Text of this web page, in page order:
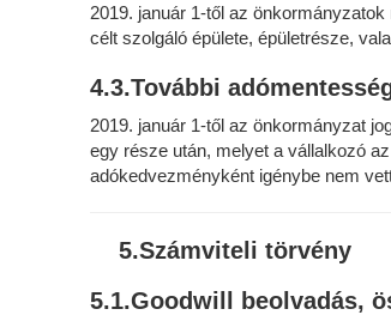
2019. január 1-től az önkormányzatok
célt szolgáló épülete, épületrésze,
4.3.További
2019. január 1-től az önkormányzat
egy része után, melyet a vállalkozó
adókedvezményként igénybe nem
5.Számviteli törvény
5.1.Goodwill beolvadás,